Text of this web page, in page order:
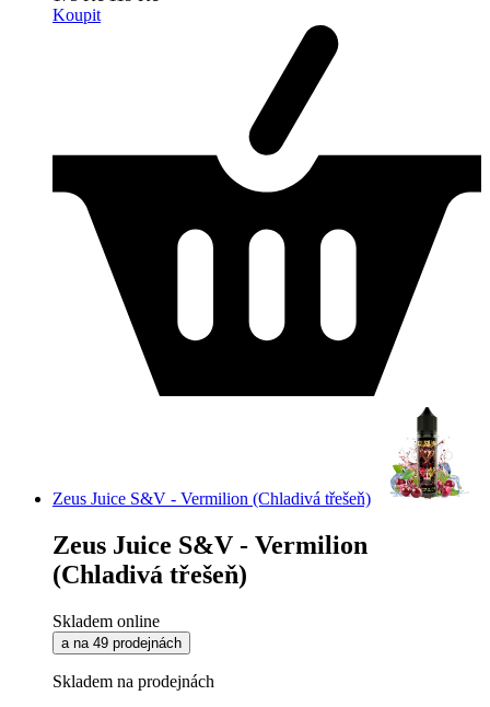
Koupit
Zeus Juice S&V - Vermilion (Chladivá třešeň)
Zeus Juice S&V - Vermilion
(Chladivá třešeň)
Skladem online
a na 49 prodejnách
Skladem na prodejnách